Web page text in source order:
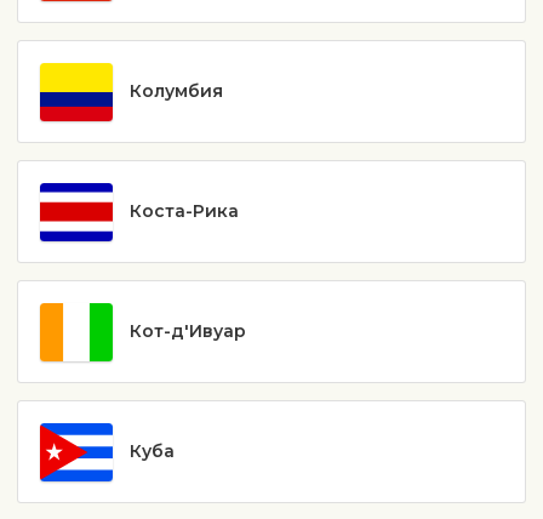
Колумбия
Коста-Рика
Кот-д'Ивуар
Куба